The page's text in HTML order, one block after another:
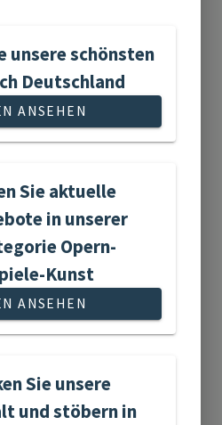
unsere schönsten
Deutschland
ANSEHEN
Sie aktuelle
in unserer
Opern-
Kunst
ANSEHEN
Sie unsere
und stöbern in